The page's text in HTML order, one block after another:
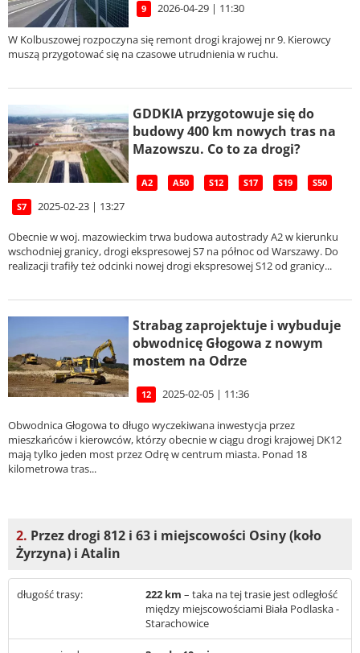
9 2026-04-29 | 11:30
W Kolbuszowej rozpoczyna się remont drogi krajowej nr 9. Kierowcy
muszą przygotować się na czasowe utrudnienia w ruchu.
GDDKIA przygotowuje się do
budowy 400 km nowych tras na
Mazowszu. Co to za drogi?
A2 A50 S12 S17 S19 S50
S7 2025-02-23 | 13:27
Obecnie w woj. mazowieckim trwa budowa autostrady A2 w kierunku
wschodniej granicy, drogi ekspresowej S7 na północ od Warszawy. Do
realizacji trafiły też odcinki nowej drogi ekspresowej S12 od granicy...
Strabag zaprojektuje i wybuduje
obwodnicę Głogowa z nowym
mostem na Odrze
12 2025-02-05 | 11:36
Obwodnica Głogowa to długo wyczekiwana inwestycja przez
mieszkańców i kierowców, którzy obecnie w ciągu drogi krajowej DK12
mają tylko jeden most przez Odrę w centrum miasta. Ponad 18
kilometrowa tras...
2. Przez drogi 812 i 63 i miejscowości Osiny (koło
Żyrzyna) i Atalin
długość trasy: 222 km – taka na tej trasie jest odległość
między miejscowościami Biała Podlaska -
Starachowice